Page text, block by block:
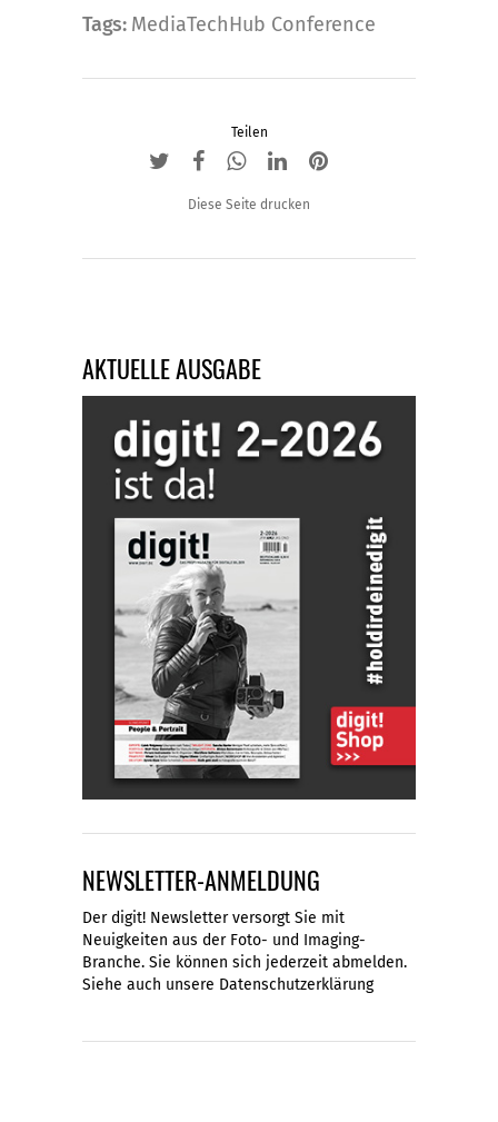
Tags: MediaTechHub Conference
Teilen
Diese Seite drucken
AKTUELLE AUSGABE
NEWSLETTER-ANMELDUNG
Der digit! Newsletter versorgt Sie mit
Neuigkeiten aus der Foto- und Imaging-
Branche. Sie können sich jederzeit abmelden.
Siehe auch unsere Datenschutzerklärung